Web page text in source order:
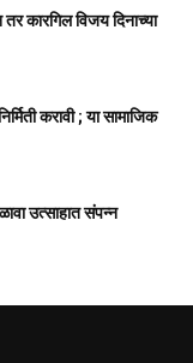
कारगिल विजय दिनाच्या
करावी ; या सामाजिक
उत्साहात संपन्न